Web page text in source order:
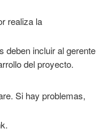
realiza la
deben incluir al gerente
del proyecto.
Si hay problemas,